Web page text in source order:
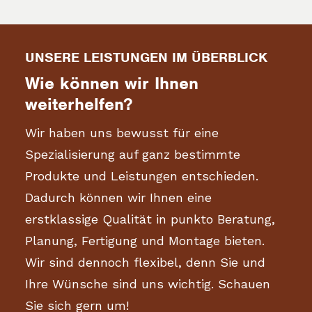
UNSERE LEISTUNGEN IM ÜBERBLICK
Wie können wir Ihnen
weiterhelfen?
Wir haben uns bewusst für eine
Spezialisierung auf ganz bestimmte
Produkte und Leistungen entschieden.
Dadurch können wir Ihnen eine
erstklassige Qualität in punkto Beratung,
Planung, Fertigung und Montage bieten.
Wir sind dennoch flexibel, denn Sie und
Ihre Wünsche sind uns wichtig. Schauen
Sie sich gern um!